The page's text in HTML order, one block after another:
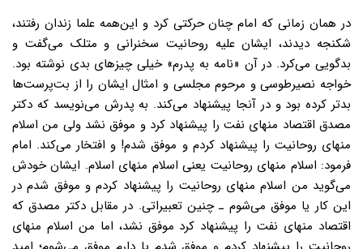
در همان زمانی که امام چنان حرکتی کرد و این‌همه علما زندان رفتند،
شکنجه ‌دیدند، ایشان علیه روحانیت سخنرانی و متلک می‌گفت و
بدگویی می‌کرد. در آن «نامه به پدرم» خیلی چیزهای بدی نوشته بود.
خواجه نصیرطوسی و مرحوم مجلسی و امثال ایشان را از بت‌پرست‌ها
بدتر کرده بود و در آنجا پیشنهاد می‌کند. به پدرش می‌نویسد که دکتر
مصدق اقتصاد منهای نفت را پیشنهاد کرد و موفق نشد ولی من اسلام
منهای روحانیت را پیشنهاد کردم و موفق شدم! و افتخار می‌کند. امام
فرمود: اسلام منهای روحانیت یعنی اسلام منهای اسلام. ایشان خودش
می‌گوید من اسلام منهای روحانیت را پیشنهاد کردم و موفق شدم در
این کار یا موفق می‌شوم ـ چنین تعبیراتی. در مقابل دکتر مصدق که
اقتصاد منهای نفت را پیشنهاد کرد موفق نشد، اما من اسلام منهای